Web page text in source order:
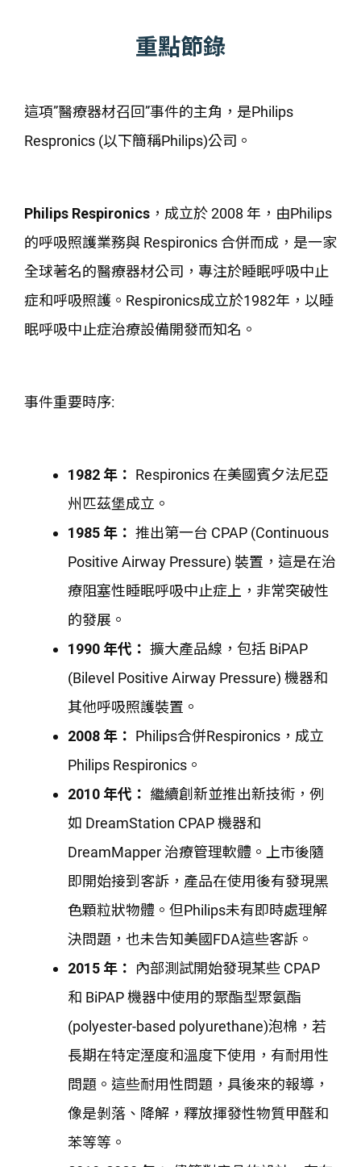
重點節錄
這項”醫療器材召回”事件的主角，是Philips
Respronics (以下簡稱Philips)公司。
Philips Respironics ，成立於 2008 年，由Philips
的呼吸照護業務與 Respironics 合併而成，是一家
全球著名的醫療器材公司，專注於睡眠呼吸中止
症和呼吸照護。Respironics成立於1982年，以睡
眠呼吸中止症治療設備開發而知名。
事件重要時序:
1982 年： Respironics 在美國賓夕法尼亞
州匹茲堡成立。
1985 年： 推出第一台 CPAP (Continuous
Positive Airway Pressure) 裝置，這是在治
療阻塞性睡眠呼吸中止症上，非常突破性
的發展。
1990 年代： 擴大產品線，包括 BiPAP
(Bilevel Positive Airway Pressure) 機器和
其他呼吸照護裝置。
2008 年： Philips合併Respironics，成立
Philips Respironics。
2010 年代： 繼續創新並推出新技術，例
如 DreamStation CPAP 機器和
DreamMapper 治療管理軟體。上市後隨
即開始接到客訴，產品在使用後有發現黑
色顆粒狀物體。但Philips未有即時處理解
決問題，也未告知美國FDA這些客訴。
2015 年：
內部測試開始發現某些 CPAP
和 BiPAP 機器中使用的聚酯型聚氨酯
(polyester-based polyurethane)泡棉，若
長期在特定溼度和溫度下使用，有耐用性
問題。這些耐用性問題，具後來的報導，
像是剝落、降解，釋放揮發性物質甲醛和
苯等等。